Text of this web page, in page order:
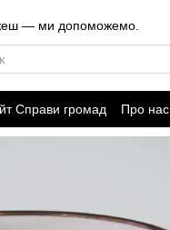
— ми допоможемо.
Справи громад Про нас